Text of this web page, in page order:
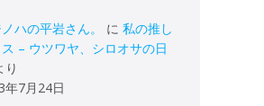
ハの平岩さん。 に 私の推し
– ウツワヤ、シロオサの日
り
年7月24日